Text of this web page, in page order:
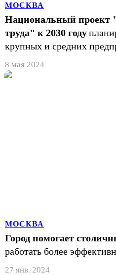
МОСКВА
Национальный проект
труда" к 2030 году
крупных и средних
8 мая 2024
МОСКВА
Город помогает
работать более
27 янв. 2024